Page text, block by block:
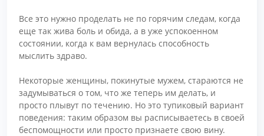
Все это нужно проделать не по горячим следам, когда
еще так жива боль и обида, а в уже успокоенном
состоянии, когда к вам вернулась способность
мыслить здраво.
Некоторые женщины, покинутые мужем, стараются не
задумываться о том, что же теперь им делать, и
просто плывут по течению. Но это тупиковый вариант
поведения: таким образом вы расписываетесь в своей
беспомощности или просто признаете свою вину.